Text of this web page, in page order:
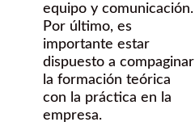
equipo y comunicación.
Por último, es
importante estar
dispuesto a compaginar
la formación teórica
con la práctica en la
empresa.